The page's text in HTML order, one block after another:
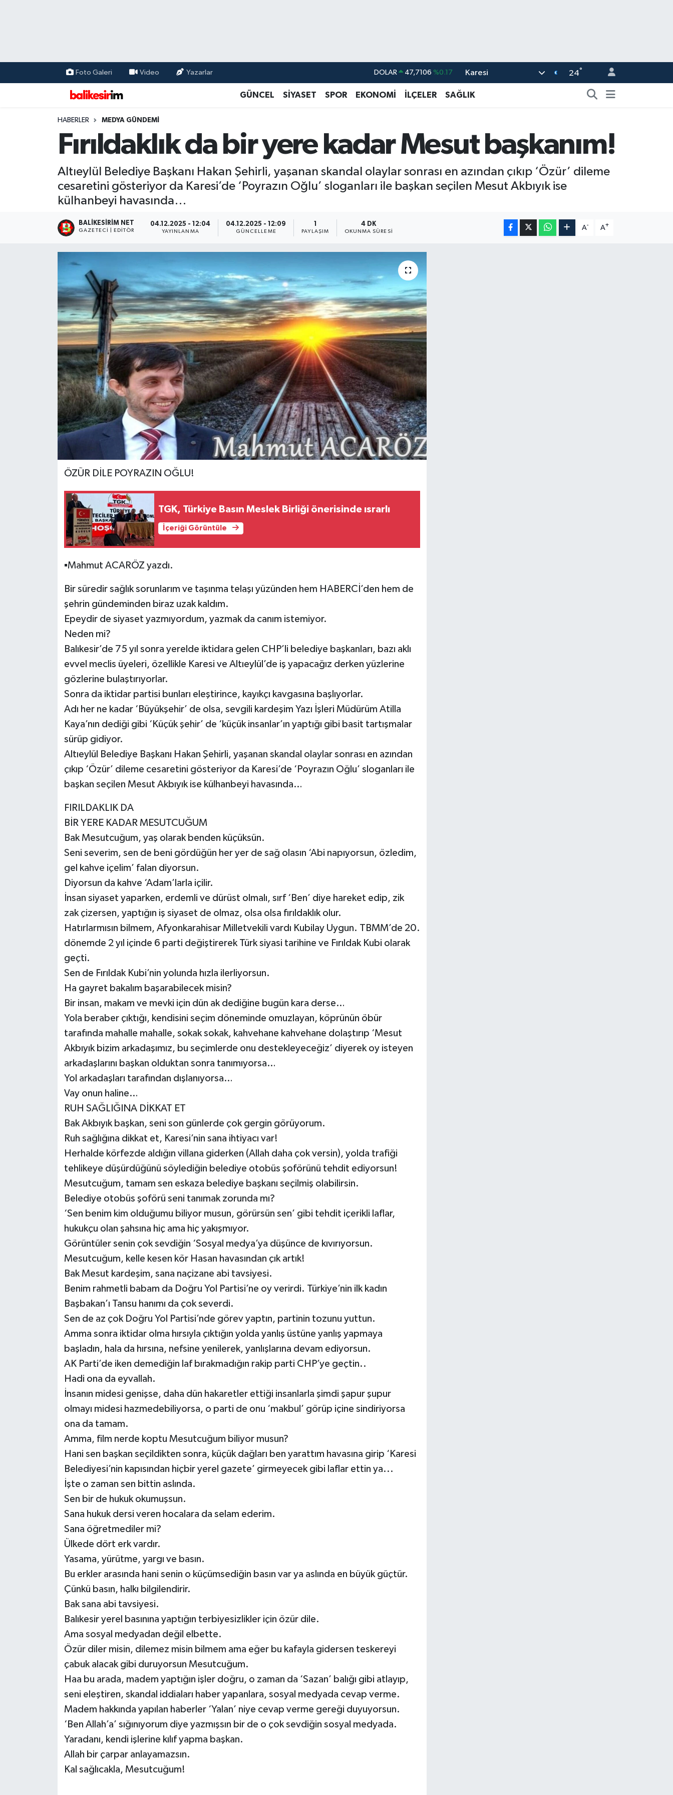
Foto Galeri Video Yazarlar DOLAR 47,7106 %0.17
EURO 55,1652 %0.27
BİST100 13.773 %-19
Karesi 24°
GÜNCEL SİYASET SPOR EKONOMİ İLÇELER SAĞLIK
HABERLER MEDYA GÜNDEMİ
Fırıldaklık da bir yere kadar Mesut başkanım!
Altıeylül Belediye Başkanı Hakan Şehirli, yaşanan skandal olaylar sonrası en azından çıkıp ‘Özür’ dileme
cesaretini gösteriyor da Karesi’de ‘Poyrazın Oğlu’ sloganları ile başkan seçilen Mesut Akbıyık ise
külhanbeyi havasında…
BALIKESIRIM NET
GAZETECI | EDITÖR
04.12.2025 - 12:04
YAYINLANMA
04.12.2025 - 12:09
GÜNCELLEME
1
PAYLAŞIM
4 DK
OKUNMA SÜRESI
A- A+
ÖZÜR DİLE POYRAZIN OĞLU!
TGK, Türkiye Basın Meslek Birliği önerisinde ısrarlı
İçeriği Görüntüle
▪️Mahmut ACARÖZ yazdı.
Bir süredir sağlık sorunlarım ve taşınma telaşı yüzünden hem HABERCİ’den hem de
şehrin gündeminden biraz uzak kaldım.
Epeydir de siyaset yazmıyordum, yazmak da canım istemiyor.
Neden mi?
Balıkesir’de 75 yıl sonra yerelde iktidara gelen CHP’li belediye başkanları, bazı aklı
evvel meclis üyeleri, özellikle Karesi ve Altıeylül’de iş yapacağız derken yüzlerine
gözlerine bulaştırıyorlar.
Sonra da iktidar partisi bunları eleştirince, kayıkçı kavgasına başlıyorlar.
Adı her ne kadar ‘Büyükşehir’ de olsa, sevgili kardeşim Yazı İşleri Müdürüm Atilla
Kaya’nın dediği gibi ‘Küçük şehir’ de ‘küçük insanlar’ın yaptığı gibi basit tartışmalar
sürüp gidiyor.
Altıeylül Belediye Başkanı Hakan Şehirli, yaşanan skandal olaylar sonrası en azından
çıkıp ‘Özür’ dileme cesaretini gösteriyor da Karesi’de ‘Poyrazın Oğlu’ sloganları ile
başkan seçilen Mesut Akbıyık ise külhanbeyi havasında…
FIRILDAKLIK DA
BİR YERE KADAR MESUTCUĞUM
Bak Mesutcuğum, yaş olarak benden küçüksün.
Seni severim, sen de beni gördüğün her yer de sağ olasın ‘Abi napıyorsun, özledim,
gel kahve içelim’ falan diyorsun.
Diyorsun da kahve ‘Adam’larla içilir.
İnsan siyaset yaparken, erdemli ve dürüst olmalı, sırf ‘Ben’ diye hareket edip, zik
zak çizersen, yaptığın iş siyaset de olmaz, olsa olsa fırıldaklık olur.
Hatırlarmısın bilmem, Afyonkarahisar Milletvekili vardı Kubilay Uygun. TBMM’de 20.
dönemde 2 yıl içinde 6 parti değiştirerek Türk siyasi tarihine ve Fırıldak Kubi olarak
geçti.
Sen de Fırıldak Kubi’nin yolunda hızla ilerliyorsun.
Ha gayret bakalım başarabilecek misin?
Bir insan, makam ve mevki için dün ak dediğine bugün kara derse…
Yola beraber çıktığı, kendisini seçim döneminde omuzlayan, köprünün öbür
tarafında mahalle mahalle, sokak sokak, kahvehane kahvehane dolaştırıp ‘Mesut
Akbıyık bizim arkadaşımız, bu seçimlerde onu destekleyeceğiz’ diyerek oy isteyen
arkadaşlarını başkan olduktan sonra tanımıyorsa…
Yol arkadaşları tarafından dışlanıyorsa…
Vay onun haline…
RUH SAĞLIĞINA DİKKAT ET
Bak Akbıyık başkan, seni son günlerde çok gergin görüyorum.
Ruh sağlığına dikkat et, Karesi’nin sana ihtiyacı var!
Herhalde körfezde aldığın villana giderken (Allah daha çok versin), yolda trafiği
tehlikeye düşürdüğünü söylediğin belediye otobüs şoförünü tehdit ediyorsun!
Mesutcuğum, tamam sen eskaza belediye başkanı seçilmiş olabilirsin.
Belediye otobüs şoförü seni tanımak zorunda mı?
‘Sen benim kim olduğumu biliyor musun, görürsün sen’ gibi tehdit içerikli laflar,
hukukçu olan şahsına hiç ama hiç yakışmıyor.
Görüntüler senin çok sevdiğin ‘Sosyal medya’ya düşünce de kıvırıyorsun.
Mesutcuğum, kelle kesen kör Hasan havasından çık artık!
Bak Mesut kardeşim, sana naçizane abi tavsiyesi.
Benim rahmetli babam da Doğru Yol Partisi’ne oy verirdi. Türkiye’nin ilk kadın
Başbakan’ı Tansu hanımı da çok severdi.
Sen de az çok Doğru Yol Partisi’nde görev yaptın, partinin tozunu yuttun.
Amma sonra iktidar olma hırsıyla çıktığın yolda yanlış üstüne yanlış yapmaya
başladın, hala da hırsına, nefsine yenilerek, yanlışlarına devam ediyorsun.
AK Parti’de iken demediğin laf bırakmadığın rakip parti CHP’ye geçtin..
Hadi ona da eyvallah.
İnsanın midesi genişse, daha dün hakaretler ettiği insanlarla şimdi şapur şupur
olmayı midesi hazmedebiliyorsa, o parti de onu ‘makbul’ görüp içine sindiriyorsa
ona da tamam.
Amma, film nerde koptu Mesutcuğum biliyor musun?
Hani sen başkan seçildikten sonra, küçük dağları ben yarattım havasına girip ‘Karesi
Belediyesi’nin kapısından hiçbir yerel gazete’ girmeyecek gibi laflar ettin ya...
İşte o zaman sen bittin aslında.
Sen bir de hukuk okumuşsun.
Sana hukuk dersi veren hocalara da selam ederim.
Sana öğretmediler mi?
Ülkede dört erk vardır.
Yasama, yürütme, yargı ve basın.
Bu erkler arasında hani senin o küçümsediğin basın var ya aslında en büyük güçtür.
Çünkü basın, halkı bilgilendirir.
Bak sana abi tavsiyesi.
Balıkesir yerel basınına yaptığın terbiyesizlikler için özür dile.
Ama sosyal medyadan değil elbette.
Özür diler misin, dilemez misin bilmem ama eğer bu kafayla gidersen teskereyi
çabuk alacak gibi duruyorsun Mesutcuğum.
Haa bu arada, madem yaptığın işler doğru, o zaman da ‘Sazan’ balığı gibi atlayıp,
seni eleştiren, skandal iddiaları haber yapanlara, sosyal medyada cevap verme.
Madem hakkında yapılan haberler ‘Yalan’ niye cevap verme gereği duyuyorsun.
‘Ben Allah’a’ sığınıyorum diye yazmışsın bir de o çok sevdiğin sosyal medyada.
Yaradanı, kendi işlerine kılıf yapma başkan.
Allah bir çarpar anlayamazsın.
Kal sağlıcakla, Mesutcuğum!